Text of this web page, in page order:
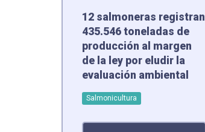
12 salmoneras registran
435.546 toneladas de
producción al margen
de la ley por eludir la
evaluación ambiental
Salmonicultura